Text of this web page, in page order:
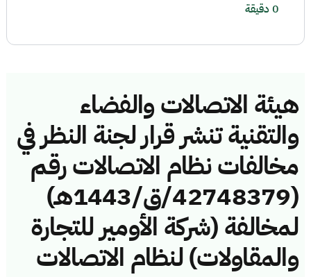
هيئة الاتصالات والفضاء
والتقنية تنشر قرار لجنة النظر في
مخالفات نظام الاتصالات رقم
(42748379/ق/1443هـ)
لمخالفة (شركة الأومير للتجارة
والمقاولات) لنظام الاتصالات
0 دقيقة